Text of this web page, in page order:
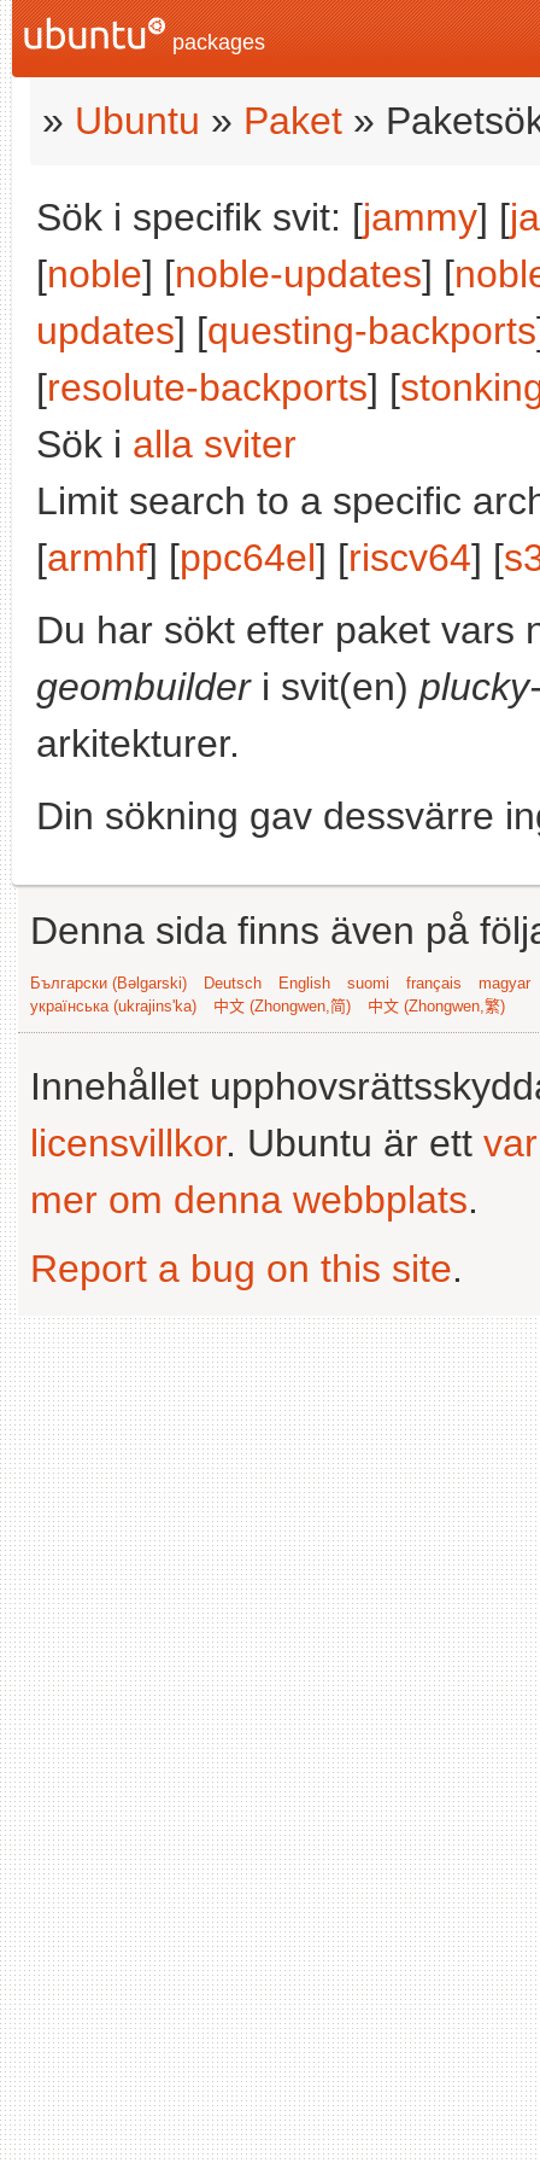
packages
» Ubuntu » Paket »
Sök i specifik svit: [jammy] [
[noble] [noble-updates] [
updates] [questing-backports
[resolute-backports] [
Sök i alla sviter
Limit search to a specific
[armhf] [ppc64el] [riscv64] [
Du har sökt efter paket vars
geombuilderi svit(en)
arkitekturer.
Din sökning gav dessvärre
Denna sida finns även på
Български (Bəlgarski) Deutsch English suomi français
magyar
українська (ukrajins'ka)
中文 (Zhongwen,简) 中文 (Zhongwen,繁)
Innehållet
licensvillkor. Ubuntu är ett
mer om denna webbplats.
Report a bug on this site.